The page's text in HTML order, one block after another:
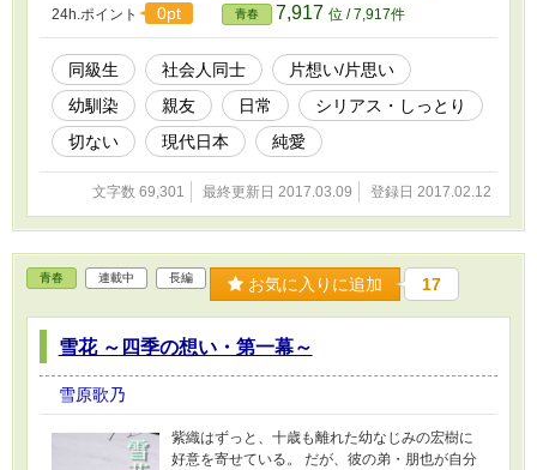
24h.ポイント 0pt 青春 7,917 位 / 7,917件
同級生 社会人同士
片想い/片思い
幼馴染
親友 日常
シリアス・しっとり
切ない
現代日本 純愛
文字数 69,301 最終更新日 2017.03.09 登録日 2017.02.12
青春 連載中 長編 お気に入りに追加 17
雪花 ～四季の想い・第一幕～
雪原歌乃
紫織はずっと、十歳も離れた幼なじみの宏樹に
好意を寄せている。 だが、彼の弟・朋也が自分